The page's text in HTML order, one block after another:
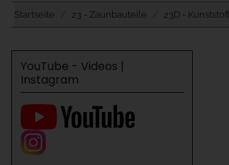
Startseite 23 - Zaunbauteile 23D -
YouTube - Videos |
Instagram